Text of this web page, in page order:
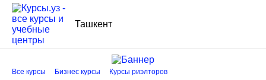
Ташкент
Все курсы Бизнес курсы Курсы риэлторов